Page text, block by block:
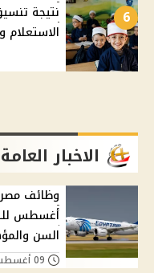
6
نتيجة
الاستعلام
الاخبار العامة
أغسطس
السن